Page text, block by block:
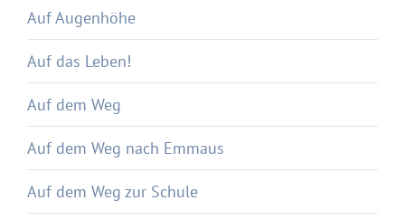
Auf Augenhöhe
Auf das Leben!
Auf dem Weg
Auf dem Weg nach Emmaus
Auf dem Weg zur Schule